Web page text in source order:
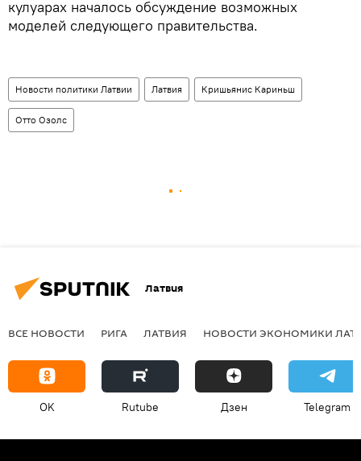
кулуарах началось обсуждение возможных
моделей следующего правительства.
Новости политики Латвии Латвия Кришьянис Кариньш
Отто Озолс
Латвия
ВСЕ НОВОСТИ РИГА ЛАТВИЯ НОВОСТИ ЭКОНОМИКИ
OK Rutube Дзен Telegram